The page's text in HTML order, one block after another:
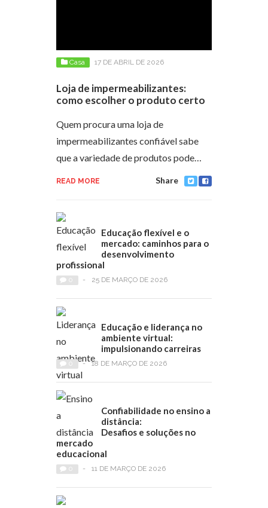
Casa 17 DE ABRIL DE 2026
Loja de impermeabilizantes:
como escolher o produto certo
Quem procura uma loja de
impermeabilizantes confiável sabe
que a variedade de produtos pode…
READ MORE Share
Educação flexível e o
mercado: caminhos para o
desenvolvimento
profissional
- 25 DE MARÇO DE 2026
Educação e liderança no
ambiente virtual:
impulsionando carreiras
- 18 DE MARÇO DE 2026
Confiabilidade no ensino a
distância:
Desafios e soluções no
mercado
educacional
- 11 DE MARÇO DE 2026